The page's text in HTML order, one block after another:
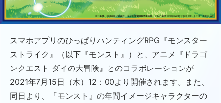
スマホアプリのひっぱりハンティングRPG『モンスター
ストライク』（以下『モンスト』）と、アニメ『ドラゴ
ンクエスト ダイの大冒険』とのコラボレーションが
2021年7月15日（木）12：00より開催されます。また、
同日より、『モンスト』の年間イメージキャラクターの